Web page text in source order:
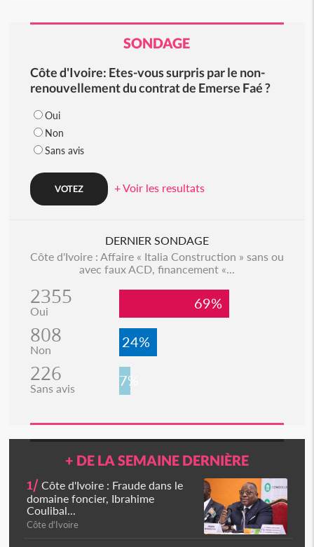
SONDAGE
Côte d'Ivoire: Etes-vous surpris par le non-
renouvellement du contrat de Emerse Faé ?
Oui
Non
Sans avis
+ Voir les resultats
DERNIER SONDAGE
Côte d'Ivoire : Affaire « Italia Construction » sans ou
avec faux ACD, financement «...
2355
Oui 69%
808
Non 24%
226
Sans avis 7%
+ DE LA SEMAINE DERNIÈRE
1/ Côte d'Ivoire : Fraude dans le
domaine foncier, Ibrahime
Coulibal...
Côte d'Ivoire